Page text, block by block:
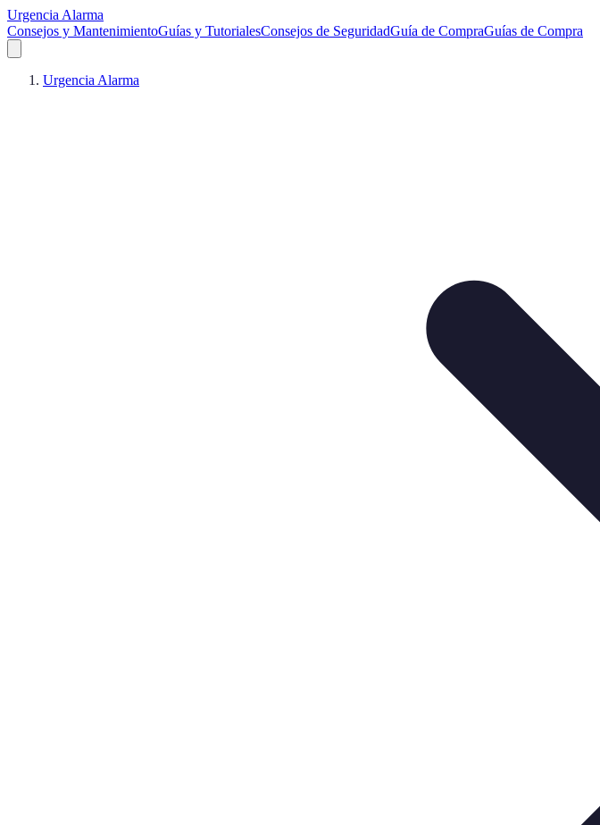
Urgencia Alarma
Consejos y MantenimientoGuías y TutorialesConsejos de SeguridadGuía de CompraGuías de Compra
Urgencia Alarma